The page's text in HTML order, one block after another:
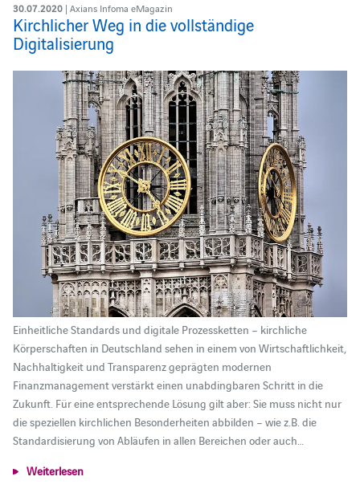
30.07.2020| Axians Infoma eMagazin
Kirchlicher Weg in die vollständige
Digitalisierung
Einheitliche Standards und digitale Prozessketten – kirchliche
Körperschaften in Deutschland sehen in einem von Wirtschaftlichkeit,
Nachhaltigkeit und Transparenz geprägten modernen
Finanzmanagement verstärkt einen unabdingbaren Schritt in die
Zukunft. Für eine entsprechende Lösung gilt aber: Sie muss nicht nur
die speziellen kirchlichen Besonderheiten abbilden – wie z.B. die
Standardisierung von Abläufen in allen Bereichen oder auch…
Weiterlesen